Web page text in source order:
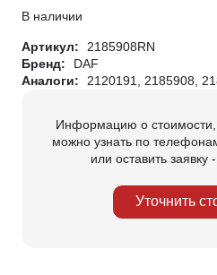
В наличии
Артикул:
2185908RN
Бренд:
DAF
Аналоги:
2120191, 2185908,
Информацию о стоимости,
можно узнать по
или оставить
Уточнить